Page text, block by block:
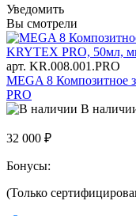
Уведомить
Вы смотрели
арт. KR.008.001.PRO
MEGA 8 Композитное
PRO
В
32 000 ₽
Бонусы:
(Только